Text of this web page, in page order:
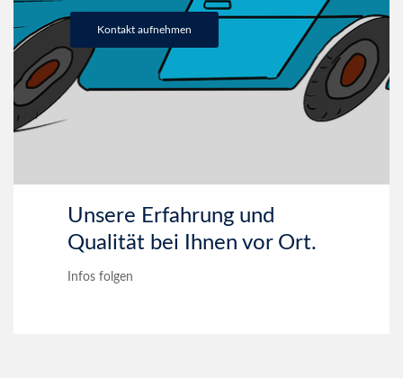
Kontakt aufnehmen
Unsere Erfahrung und
Qualität bei Ihnen vor Ort.
Infos folgen